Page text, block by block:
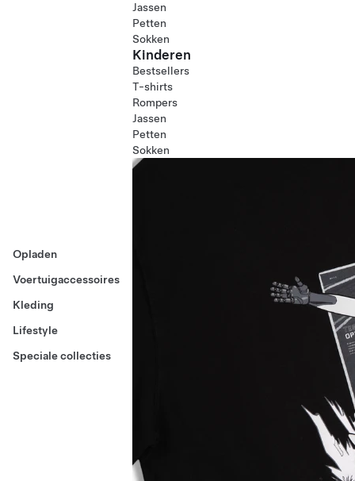
Opladen
Voertuigaccessoires
Kleding
Lifestyle
Speciale collecties
Jassen
Petten
Sokken
Kinderen
Bestsellers
T-shirts
Rompers
Jassen
Petten
Sokken